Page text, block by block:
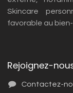
Skincare
favorable au
Rejoignez-
Contactez-